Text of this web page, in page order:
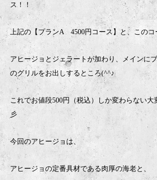
ス！！
上記の【プランA 4500円コース】と、このコ
アヒージョとジェラートが加わり、メインに
のグリルをお出しするところ(^^♪
これでお値段500円（税込）しか変わらない
彡
今回のアヒージョは、
アヒージョの定番具材である肉厚の海老と、